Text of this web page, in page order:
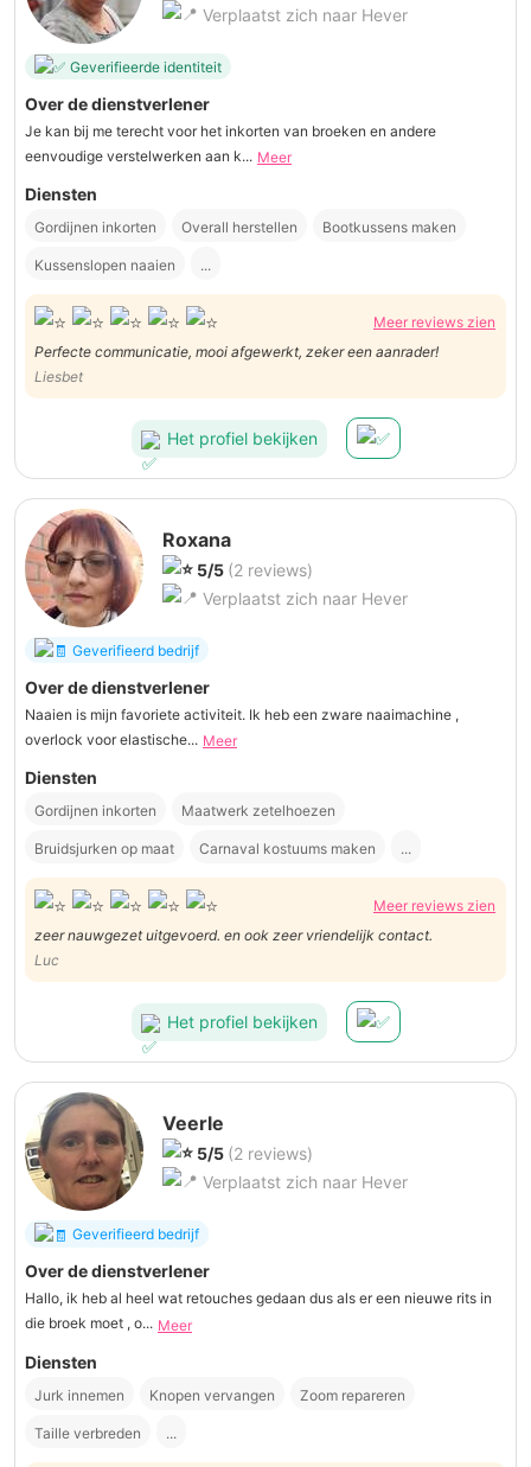
Verplaatst zich naar Hever
Geverifieerde identiteit
Over de dienstverlener
Je kan bij me terecht voor het inkorten van broeken en andere
eenvoudige verstelwerken aan k... Meer
Diensten
Gordijnen inkorten Overall herstellen Bootkussens maken
Kussenslopen naaien ...
Meer reviews zien
Perfecte communicatie, mooi afgewerkt, zeker een aanrader!
Liesbet
Het profiel bekijken
Roxana
5/5 (2 reviews)
Verplaatst zich naar Hever
Geverifieerd bedrijf
Over de dienstverlener
Naaien is mijn favoriete activiteit. Ik heb een zware naaimachine ,
overlock voor elastische... Meer
Diensten
Gordijnen inkorten Maatwerk zetelhoezen
Bruidsjurken op maat Carnaval kostuums maken ...
Meer reviews zien
zeer nauwgezet uitgevoerd. en ook zeer vriendelijk contact.
Luc
Het profiel bekijken
Veerle
5/5 (2 reviews)
Verplaatst zich naar Hever
Geverifieerd bedrijf
Over de dienstverlener
Hallo, ik heb al heel wat retouches gedaan dus als er een nieuwe rits in
die broek moet , o... Meer
Diensten
Jurk innemen Knopen vervangen Zoom repareren
Taille verbreden ...